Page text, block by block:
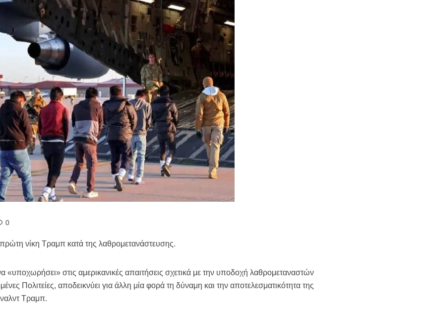
0
νίκη Τραμπ κατά της λαθρομετανάστευσης.
στις αμερικανικές απαιτήσεις σχετικά με την υποδοχή λαθρομεταναστών
Πολιτείες, αποδεικνύει για άλλη μία φορά τη δύναμη και την αποτελεσματικότητα της
Τραμπ.